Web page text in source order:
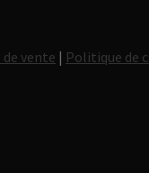
vente | Politique de